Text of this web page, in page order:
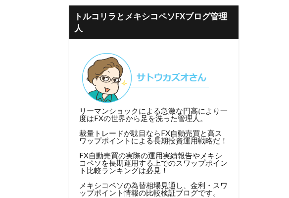
トルコリラとメキシコペソFXブログ管理
人
リーマンショックによる急激な円高により一
度はFXの世界から足を洗った管理人。
裁量トレードが駄目ならFX自動売買と高ス
ワップポイントによる長期投資運用戦略だ！
FX自動売買の実際の運用実績報告やメキシ
コペソを長期運用する上でのスワップポイン
ト比較ランキングは必見！
メキシコペソの為替相場見通し、金利・スワ
ップポイント情報の比較検証ブログです。